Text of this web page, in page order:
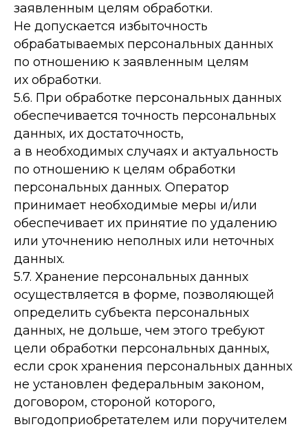
заявленным целям обработки.
Не допускается избыточность
обрабатываемых персональных данных
по отношению к заявленным целям
их обработки.
5.6. При обработке персональных данных
обеспечивается точность персональных
данных, их достаточность,
а в необходимых случаях и актуальность
по отношению к целям обработки
персональных данных. Оператор
принимает необходимые меры и/или
обеспечивает их принятие по удалению
или уточнению неполных или неточных
данных.
5.7. Хранение персональных данных
осуществляется в форме, позволяющей
определить субъекта персональных
данных, не дольше, чем этого требуют
цели обработки персональных данных,
если срок хранения персональных данных
не установлен федеральным законом,
договором, стороной которого,
выгодоприобретателем или поручителем